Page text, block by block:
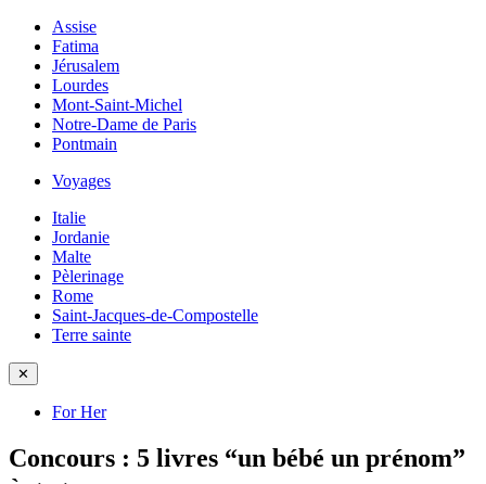
Assise
Fatima
Jérusalem
Lourdes
Mont-Saint-Michel
Notre-Dame de Paris
Pontmain
Voyages
Italie
Jordanie
Malte
Pèlerinage
Rome
Saint-Jacques-de-Compostelle
Terre sainte
✕
For Her
Concours : 5 livres “un bébé un prénom”